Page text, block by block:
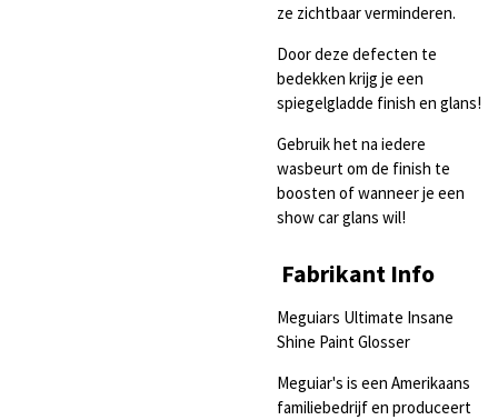
ze zichtbaar verminderen.
Door deze defecten te
bedekken krijg je een
spiegelgladde finish en glans!
Gebruik het na iedere
wasbeurt om de finish te
boosten of wanneer je een
show car glans wil!
Fabrikant Info
Meguiars Ultimate Insane
Shine Paint Glosser
Meguiar's is een Amerikaans
familiebedrijf en produceert